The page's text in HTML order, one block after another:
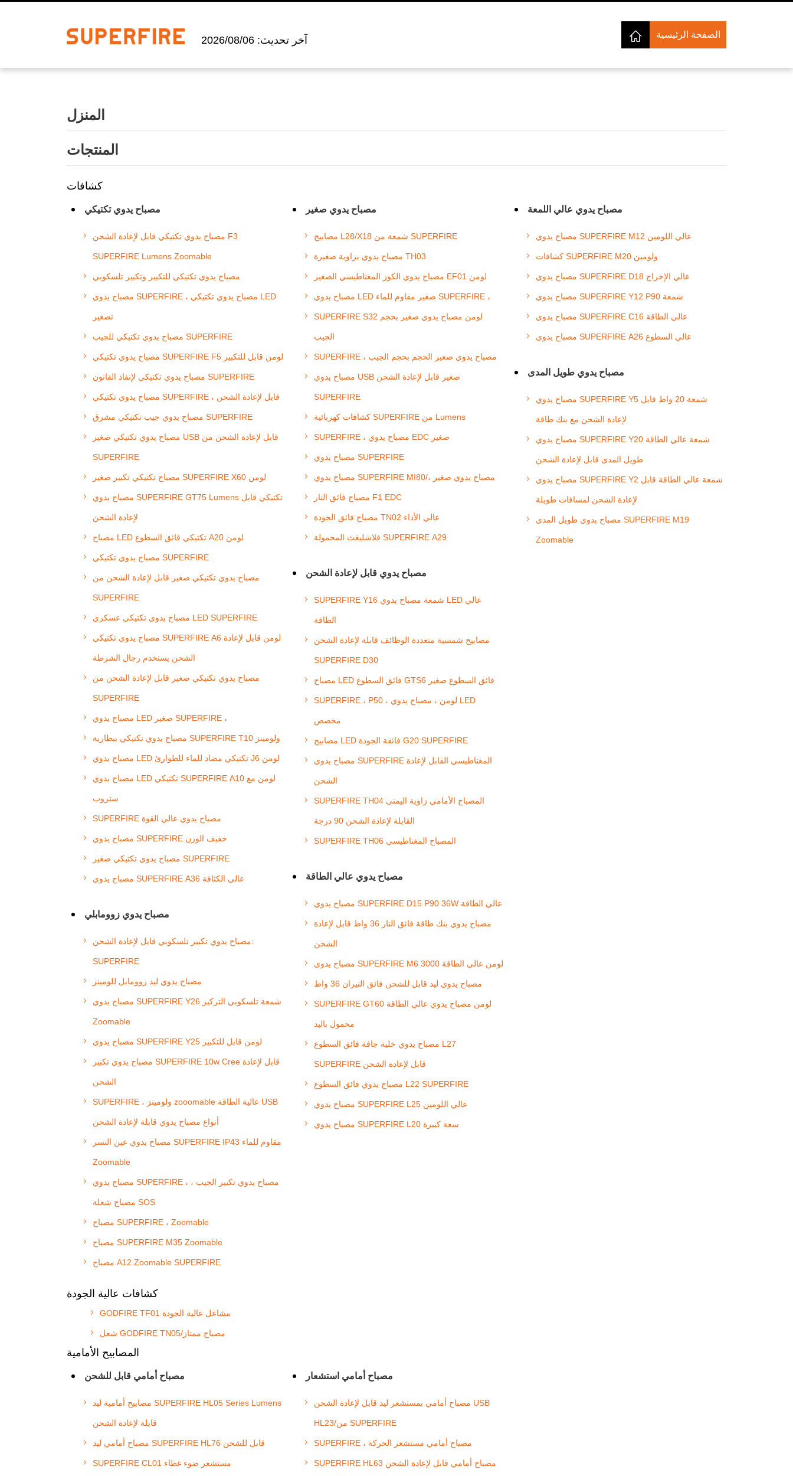
آخر تحديث: 2026/08/06 الصفحة الرئيسية
المنزل
المنتجات
كشافات
مصباح يدوي تكتيكي
مصباح يدوي تكتيكي قابل لإعادة الشحن F3
SUPERFIRE Lumens Zoomable
مصباح يدوي تكتيكي للتكبير وتكبير تلسكوبي
مصباح يدوي SUPERFIRE ، مصباح يدوي تكتيكي LED
تصغير
مصباح يدوي تكتيكي للجيب SUPERFIRE
مصباح يدوي تكتيكي SUPERFIRE F5 لومن قابل للتكبير
مصباح يدوي تكتيكي لإنفاذ القانون SUPERFIRE
مصباح يدوي تكتيكي SUPERFIRE ، قابل لإعادة الشحن
مصباح يدوي جيب تكتيكي مشرق SUPERFIRE
مصباح يدوي تكتيكي صغير USB قابل لإعادة الشحن من
SUPERFIRE
مصباح تكتيكي تكبير صغير SUPERFIRE X60 لومن
مصباح يدوي SUPERFIRE GT75 Lumens تكتيكي قابل
لإعادة الشحن
مصباح LED تكتيكي فائق السطوع A20 لومن
مصباح يدوي تكتيكي SUPERFIRE
مصباح يدوي تكتيكي صغير قابل لإعادة الشحن من
SUPERFIRE
مصباح يدوي تكتيكي عسكري LED SUPERFIRE
مصباح يدوي تكتيكي SUPERFIRE A6 لومن قابل لإعادة
الشحن يستخدم رجال الشرطة
مصباح يدوي تكتيكي صغير قابل لإعادة الشحن من
SUPERFIRE
مصباح يدوي LED صغير SUPERFIRE ،
مصباح يدوي تكتيكي ببطارية SUPERFIRE T10 ولومينز
مصباح يدوي LED تكتيكي مضاد للماء للطوارئ J6 لومن
مصباح يدوي LED تكتيكي SUPERFIRE A10 لومن مع
ستروب
SUPERFIRE مصباح يدوي عالي القوة
مصباح يدوي SUPERFIRE خفيف الوزن
مصباح يدوي تكتيكي صغير SUPERFIRE
مصباح يدوي SUPERFIRE A36 عالي الكثافة
مصباح يدوي زوومابلي
مصباح يدوي تكبير تلسكوبي قابل لإعادة الشحن:
SUPERFIRE
مصباح يدوي ليد زوومابل للومينز
مصباح يدوي SUPERFIRE Y26 شمعة تلسكوبي التركيز
Zoomable
مصباح يدوي SUPERFIRE Y25 لومن قابل للتكبير
مصباح يدوي تكبير SUPERFIRE 10w Cree قابل لإعادة
الشحن
SUPERFIRE ، ولومينز zooomable عالية الطاقة USB
أنواع مصباح يدوي قابلة لإعادة الشحن
مصباح يدوي عين النسر SUPERFIRE IP43 مقاوم للماء
Zoomable
مصباح يدوي SUPERFIRE ، مصباح يدوي تكبير الجيب ،
مصباح شعلة SOS
مصباح SUPERFIRE ، Zoomable
مصباح SUPERFIRE M35 Zoomable
مصباح A12 Zoomable SUPERFIRE
مصباح يدوي صغير
مصابيح L28/X18 شمعة من SUPERFIRE
مصباح يدوي بزاوية صغيرة TH03
مصباح يدوي الكوز المغناطيسي الصغير EF01 لومن
مصباح يدوي LED صغير مقاوم للماء SUPERFIRE ،
SUPERFIRE S32 لومن مصباح يدوي صغير بحجم
الجيب
SUPERFIRE ، مصباح يدوي صغير الحجم بحجم الجيب
مصباح يدوي USB صغير قابل لإعادة الشحن
SUPERFIRE
كشافات كهربائية SUPERFIRE من Lumens
SUPERFIRE ، مصباح يدوي EDC صغير
مصباح يدوي SUPERFIRE
مصباح يدوي SUPERFIRE MI80/، مصباح يدوي صغير
مصباح فائق النار F1 EDC
مصباح فائق الجودة TN02 عالي الأداء
فلاشليغث المحمولة SUPERFIRE A29
مصباح يدوي قابل لإعادة الشحن
SUPERFIRE Y16 شمعة مصباح يدوي LED عالي
الطاقة
مصابيح شمسية متعددة الوظائف قابلة لإعادة الشحن
SUPERFIRE D30
مصباح LED فائق السطوع GTS6 فائق السطوع صغير
SUPERFIRE ، P50 ، لومن ، مصباح يدوي LED
مخصص
مصابيح LED فائقة الجودة G20 SUPERFIRE
مصباح يدوي SUPERFIRE المغناطيسي القابل لإعادة
الشحن
SUPERFIRE TH04 المصباح الأمامي زاوية اليمنى
القابلة لإعادة الشحن 90 درجة
SUPERFIRE TH06 المصباح المغناطيسي
مصباح يدوي عالي الطاقة
مصباح يدوي SUPERFIRE D15 P90 36W عالي الطاقة
مصباح يدوي بنك طاقة فائق النار 36 واط قابل لإعادة
الشحن
مصباح يدوي SUPERFIRE M6 3000 لومن عالي الطاقة
مصباح يدوي ليد قابل للشحن فائق النيران 36 واط
SUPERFIRE GT60 لومن مصباح يدوي عالي الطاقة
محمول باليد
مصباح يدوي خلية جافة فائق السطوع L27
SUPERFIRE قابل لإعادة الشحن
مصباح يدوي فائق السطوع L22 SUPERFIRE
مصباح يدوي SUPERFIRE L25 عالي اللومين
مصباح يدوي SUPERFIRE L20 سعة كبيرة
مصباح يدوي عالي اللمعة
مصباح يدوي SUPERFIRE M12 عالي اللومين
كشافات SUPERFIRE M20 ولومين
مصباح يدوي SUPERFIRE D18 عالي الإخراج
مصباح يدوي SUPERFIRE Y12 P90 شمعة
مصباح يدوي SUPERFIRE C16 عالي الطاقة
مصباح يدوي SUPERFIRE A26 عالي السطوع
مصباح يدوي طويل المدى
مصباح يدوي SUPERFIRE Y5 شمعة 20 واط قابل
لإعادة الشحن مع بنك طاقة
مصباح يدوي SUPERFIRE Y20 شمعة عالي الطاقة
طويل المدى قابل لإعادة الشحن
مصباح يدوي SUPERFIRE Y2 شمعة عالي الطاقة قابل
لإعادة الشحن لمسافات طويلة
مصباح يدوي طويل المدى SUPERFIRE M19
Zoomable
كشافات عالية الجودة
GODFIRE TF01 مشاعل عالية الجودة
شعل GODFIRE TN05/مصباح ممتاز
المصابيح الأمامية
مصباح أمامي قابل للشحن
مصابيح أمامية ليد SUPERFIRE HL05 Series Lumens
قابلة لإعادة الشحن
مصباح أمامي ليد SUPERFIRE HL76 قابل للشحن
SUPERFIRE CL01 مستشعر ضوء غطاء
مصباح أمامي استشعار
مصباح أمامي بمستشعر ليد قابل لإعادة الشحن USB
HL23/من SUPERFIRE
SUPERFIRE ، مصباح أمامي مستشعر الحركة
SUPERFIRE HL63 مصباح أمامي قابل لإعادة الشحن